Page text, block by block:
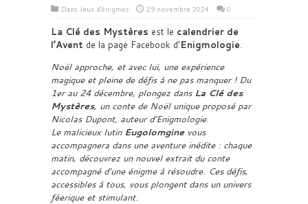
Dans Jeux d'énigmes 29 novembre 2024 0
La Clé des Mystères est le calendrier de
l’Avent de la page Facebook d’Enigmologie.
Noël approche, et avec lui, une expérience
magique et pleine de défis à ne pas manquer ! Du
1er au 24 décembre, plongez dans La Clé des
Mystères, un conte de Noël unique proposé par
Nicolas Dupont, auteur d’Enigmologie.
Le malicieux lutin Eugolomginevous
accompagnera dans une aventure inédite : chaque
matin, découvrez un nouvel extrait du conte
accompagné d’une énigme à résoudre. Ces défis,
accessibles à tous, vous plongent dans un univers
féerique et stimulant.